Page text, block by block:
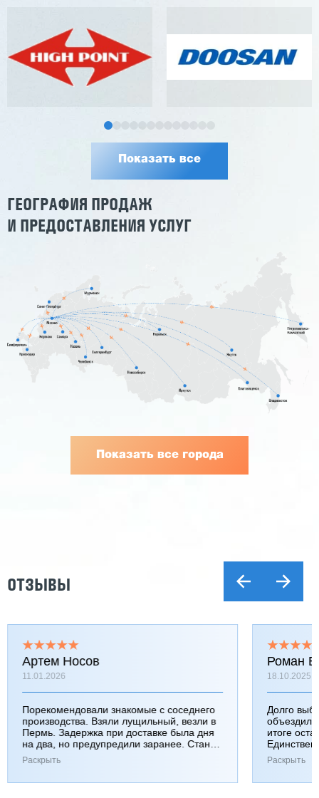
Показать все
ГЕОГРАФИЯ ПРОДАЖ
И ПРЕДОСТАВЛЕНИЯ УСЛУГ
Показать все города
ОТЗЫВЫ
Артем Носов
11.01.2026
Порекомендовали знакомые с соседнего
производства. Взяли лущильный, везли в
Пермь. Задержка при доставке была дня
на два, но предупредили заранее. Станок
работает хорошо, к качеству вопросов нет.
Раскрыть
Роман
18.10.2025
Долго
итоге
Раскрыть